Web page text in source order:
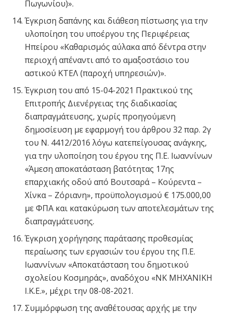
Πωγωνίου)».
Έγκριση δαπάνης και διάθεση πίστωσης για την
υλοποίηση του υποέργου της Περιφέρειας
Ηπείρου «Καθαρισμός αύλακα από δέντρα στην
περιοχή απέναντι από το αμαξοστάσιο του
αστικού ΚΤΕΛ (παροχή υπηρεσιών)».
Έγκριση του από 15-04-2021 Πρακτικού της
Επιτροπής Διενέργειας της διαδικασίας
διαπραγμάτευσης, χωρίς προηγούμενη
δημοσίευση με εφαρμογή του άρθρου 32 παρ. 2γ
του Ν. 4412/2016 λόγω κατεπείγουσας ανάγκης,
για την υλοποίηση του έργου της Π.Ε. Ιωαννίνων
«Άμεση αποκατάσταση βατότητας 17ης
επαρχιακής οδού από Βουτσαρά – Κούρεντα –
Χίνκα – Ζόριανη», προϋπολογισμού € 175.000,00
με ΦΠΑ και κατακύρωση των αποτελεσμάτων της
διαπραγμάτευσης.
Έγκριση χορήγησης παράτασης προθεσμίας
περαίωσης των εργασιών του έργου της Π.Ε.
Ιωαννίνων «Αποκατάσταση του δημοτικού
σχολείου Κοσμηράς», αναδόχου «ΝΚ ΜΗΧΑΝΙΚΗ
Ι.Κ.Ε.», μέχρι την 08-08-2021.
Συμμόρφωση της αναθέτουσας αρχής με την